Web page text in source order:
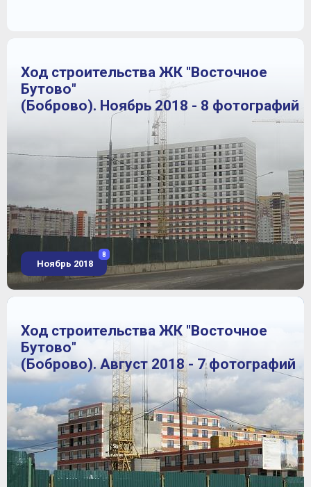
Ход строительства ЖК "Восточное
Бутово"
(Боброво). Ноябрь 2018 - 8 фотографий
Ноябрь 2018
8
Ход строительства ЖК "Восточное
Бутово"
(Боброво). Август 2018 - 7 фотографий